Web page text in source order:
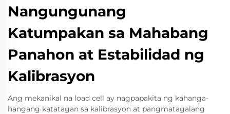
Nangungunang
Katumpakan sa Mahabang
Panahon at Estabilidad ng
Kalibrasyon
Ang mekanikal na load cell ay nagpapakita ng kahanga-
hangang katatagan sa kalibrasyon at pangmatagalang